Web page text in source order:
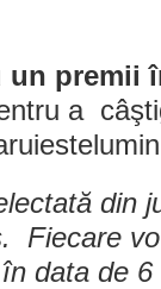
un premii
a
din
Fiecare
data de